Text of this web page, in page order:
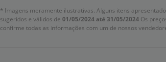
* Imagens meramente ilustrativas. Alguns itens
sugeridos e válidos de 01/05/2024 até 31/05/2024 Os
confirme todas as informações com um de nossos